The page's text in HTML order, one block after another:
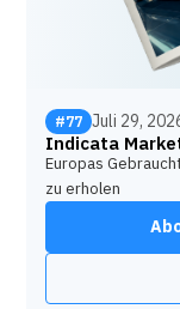
#77 Juli 29,
Indicata
Europas
zu erholen